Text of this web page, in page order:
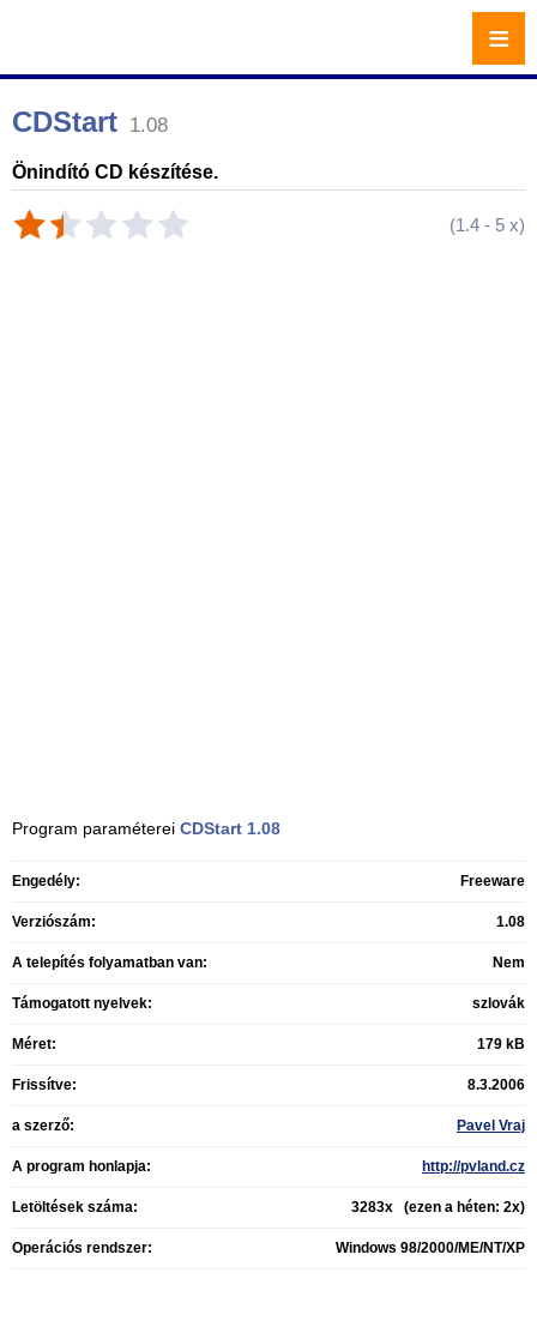
CDStart 1.08
Önindító CD készítése.
(1.4 - 5 x)
Program paraméterei CDStart 1.08
Engedély: Freeware
Verziószám: 1.08
A telepítés folyamatban van: Nem
Támogatott nyelvek: szlovák
Méret: 179 kB
Frissítve: 8.3.2006
a szerző: Pavel Vraj
A program honlapja: http://pvland.cz
Letöltések száma: 3283x (ezen a héten: 2x)
Operációs rendszer: Windows 98/2000/ME/NT/XP
≡